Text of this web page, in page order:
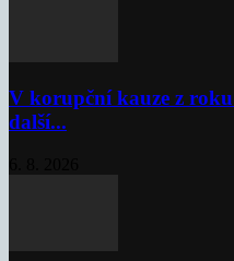
V korupční kauze z
další...